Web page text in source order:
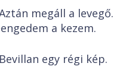
megáll a levegő.
a kezem.
Bevillan egy régi kép.